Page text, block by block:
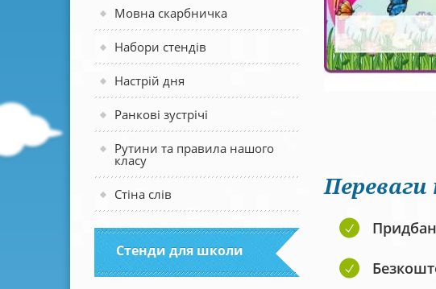
Мовна скарбничка
Набори стендів
Настрій дня
Ранкові зустрічі
Рутини та правила нашого
класу
Стіна слів
Стенди для школи
Переваги